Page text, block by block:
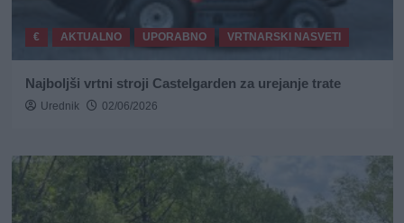
€ AKTUALNO UPORABNO VRTNARSKI NASVETI
Najboljši vrtni stroji Castelgarden za urejanje trate
Urednik 02/06/2026